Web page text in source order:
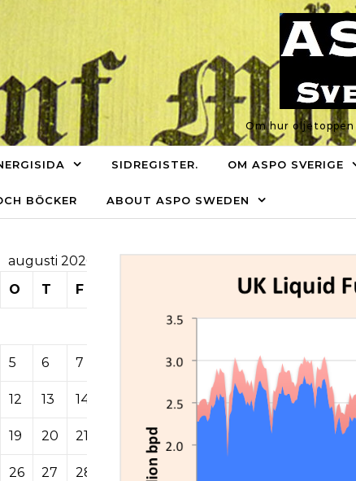
Om hur
SIDREGISTER. OM ASPO SVERIGE
BÖCKER ABOUT ASPO SWEDEN
augusti 2026
O T F
5 6 7
12 13 14
19 20 21 23
26 27 28 30